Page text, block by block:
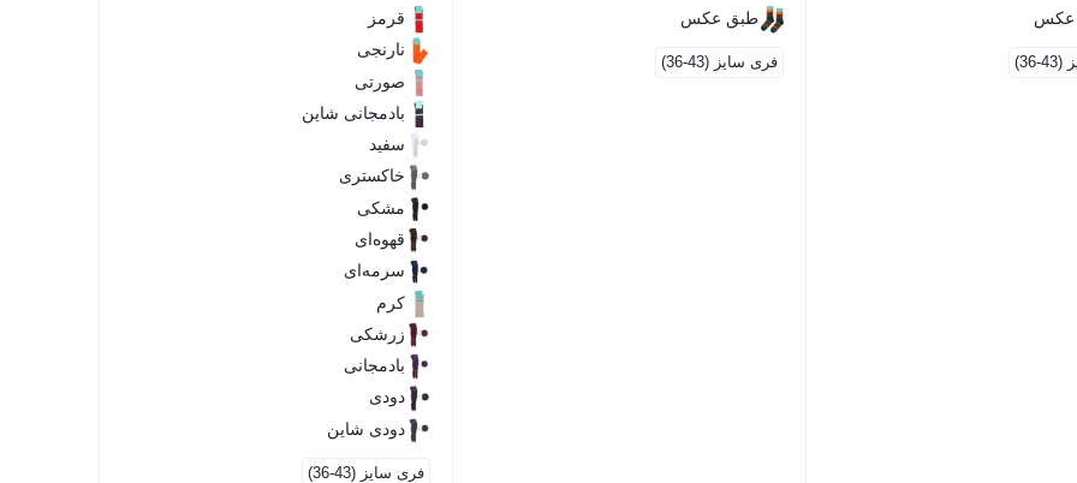
عکس
36)
طبق عکس
فری سایز (43-36)
قرمز
نارنجی
صورتی
بادمجانی شاین
سفید
خاکستری
مشکی
قهوه‌ای
سرمه‌ای
کرم
زرشکی
بادمجانی
دودی
دودی شاین
فری سایز (43-36)